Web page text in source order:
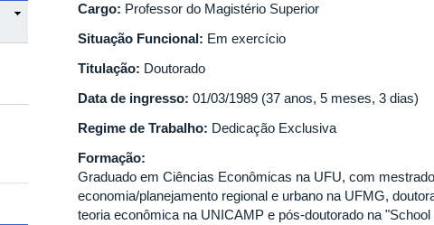
Cargo: Professor do Magistério Superior
Situação Funcional: Em exercício
Titulação: Doutorado
Data de ingresso: 01/03/1989 (37 anos, 5 meses, 3 dias)
Regime de Trabalho: Dedicação Exclusiva
Formação:
Graduado em Ciências Econômicas na UFU, com
economia/planejamento regional e urbano na UFMG,
teoria econômica na UNICAMP e pós-doutorado na "School